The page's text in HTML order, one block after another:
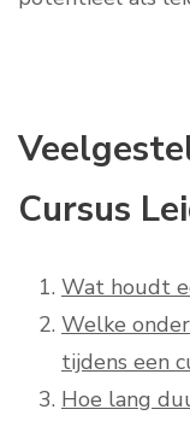
Cursus
Wat houdt
Welke
tijdens een
Hoe lang